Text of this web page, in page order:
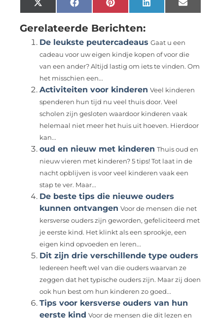
X
(Twitter)
FacebookPinterestLinkedInEmail
Gerelateerde Berichten:
De leukste peutercadeaus Gaat u een
cadeau voor uw eigen kindje kopen of voor die
van een ander? Altijd lastig om iets te vinden. Om
het misschien een...
Activiteiten voor kinderen Veel kinderen
spenderen hun tijd nu veel thuis door. Veel
scholen zijn gesloten waardoor kinderen vaak
helemaal niet meer het huis uit hoeven. Hierdoor
kan...
oud en nieuw met kinderen Thuis oud en
nieuw vieren met kinderen? 5 tips! Tot laat in de
nacht opblijven is voor veel kinderen vaak een
stap te ver. Maar...
De beste tips die nieuwe ouders
kunnen ontvangen Voor de mensen die net
kersverse ouders zijn geworden, gefeliciteerd met
je eerste kind. Het klinkt als een sprookje, een
eigen kind opvoeden en leren...
Dit zijn drie verschillende type ouders
Iedereen heeft wel van die ouders waarvan ze
zeggen dat het typische ouders zijn. Maar zij doen
ook hun best om hun kinderen zo goed...
Tips voor kersverse ouders van hun
eerste kind Voor de mensen die dit lezen en